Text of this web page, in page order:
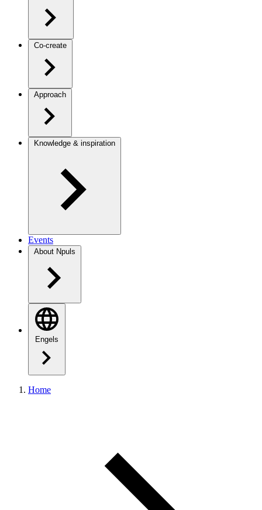
Co-create
Approach
Knowledge & inspiration
Events
About Npuls
Engels
Home